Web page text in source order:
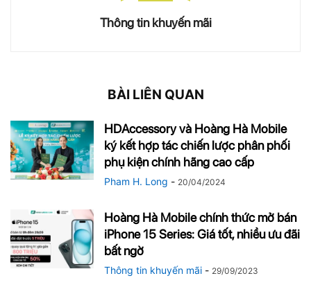
Thông tin khuyến mãi
BÀI LIÊN QUAN
HDAccessory và Hoàng Hà Mobile
ký kết hợp tác chiến lược phân phối
phụ kiện chính hãng cao cấp
Pham H. Long - 20/04/2024
Hoàng Hà Mobile chính thức mở bán
iPhone 15 Series: Giá tốt, nhiều ưu đãi
bất ngờ
Thông tin khuyến mãi - 29/09/2023